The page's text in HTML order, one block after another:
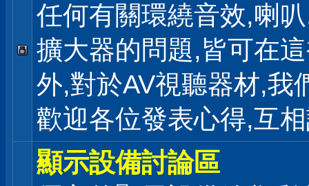
任何有關環繞音效,喇
擴大器的問題,皆可在
外,對於AV視聽器材,我
歡迎各位發表心得,互
顯示設備討論區